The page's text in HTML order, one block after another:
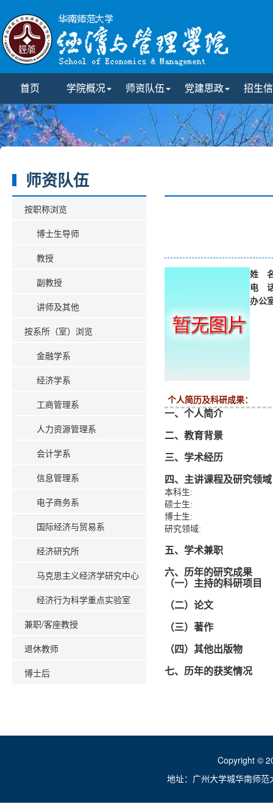
首页 学院概况 师资队伍 党建思政 招生
师资队伍
按职称浏览
博士生导师
教授
副教授
讲师及其他
按系所（室）浏览
金融学系
经济学系
工商管理系
人力资源管理系
会计学系
信息管理系
电子商务系
国际经济与贸易系
经济研究所
马克思主义经济学研究中心
经济行为科学重点实验室
兼职/客座教授
退休教师
博士后
姓
电
办公
个人简历及科研成果：
一、个人简介
二、教育背景
三、学术经历
四、主讲课程及研究领域
本科生:
硕士生:
博士生:
研究领域:
五、学术兼职
六、历年的研究成果
（一）主持的科研项目
（二）论文
（三）著作
（四）其他出版物
七、历年的获奖情况
Copyright ©
地址：广州大学城华南